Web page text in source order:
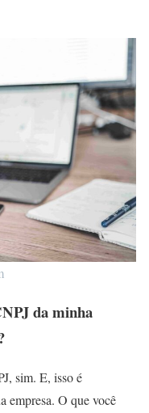
da minha
sim. E, isso é
empresa. O que você